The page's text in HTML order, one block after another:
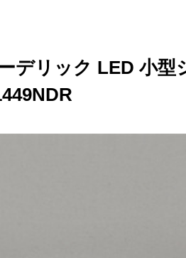
デリック LED 小型